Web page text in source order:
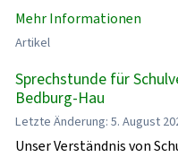
Mehr Informationen
Artikel
Sprechstunde für
Bedburg-Hau
Letzte Änderung: 5. August
Unser Verständnis von